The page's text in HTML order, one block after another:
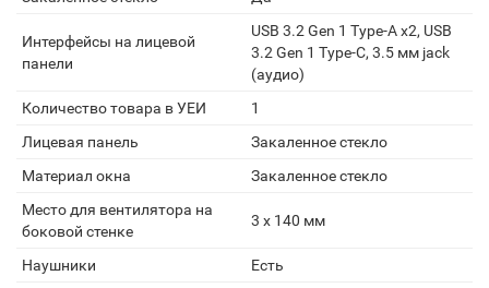
Интерфейсы на лицевой
панели
USB 3.2 Gen 1 Type-A x2, USB
3.2 Gen 1 Type-C, 3.5 мм jack
(аудио)
Количество товара в УЕИ
1
Лицевая панель
Закаленное стекло
Материал окна
Закаленное стекло
Место для вентилятора на
боковой стенке
3 х 140 мм
Наушники
Есть